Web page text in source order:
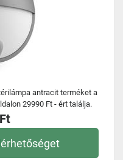
antracit terméket a
29990 Ft - ért találja.